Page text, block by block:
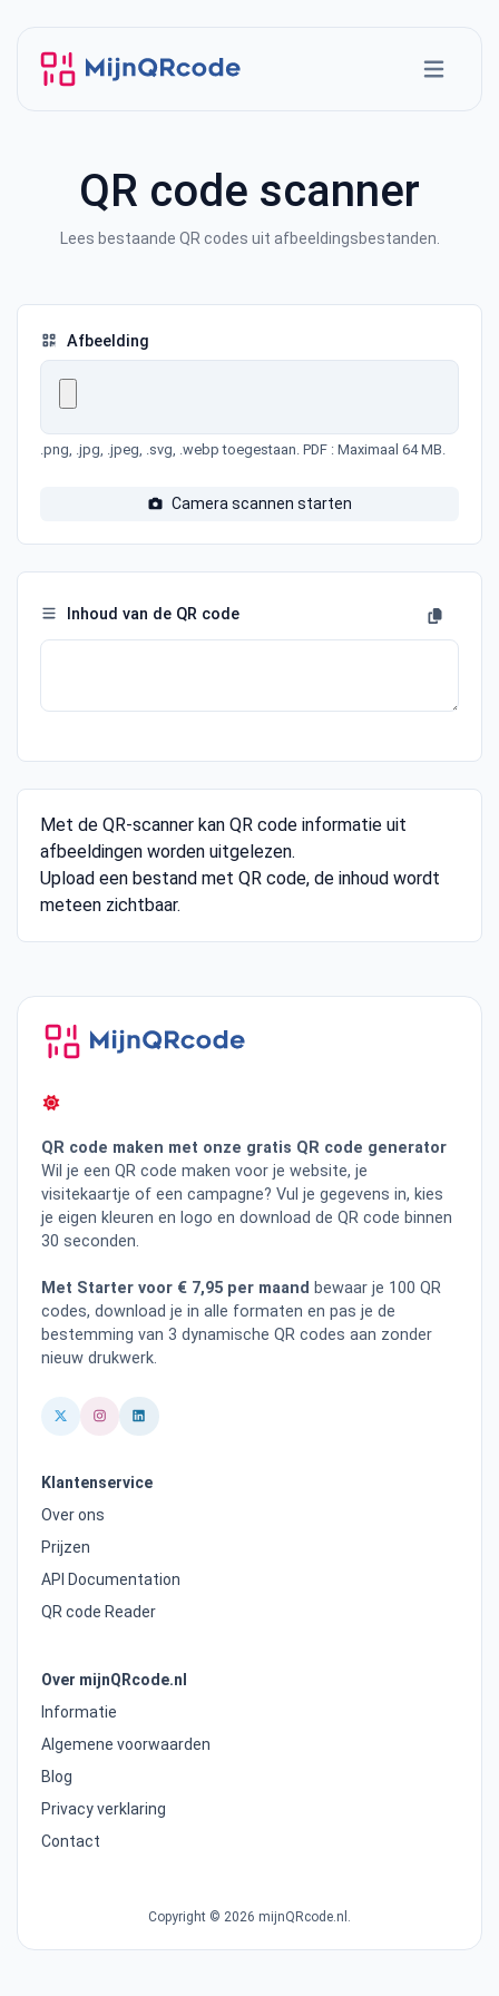
QR code scanner
Lees bestaande QR codes uit afbeeldingsbestanden.
Afbeelding
.png, .jpg, .jpeg, .svg, .webp toegestaan. PDF : Maximaal 64 MB.
Camera scannen starten
Inhoud van de QR code
Met de QR-scanner kan QR code informatie uit
afbeeldingen worden uitgelezen.
Upload een bestand met QR code, de inhoud wordt
meteen zichtbaar.
QR code maken met onze gratis QR code generator
Wil je een QR code maken voor je website, je
visitekaartje of een campagne? Vul je gegevens in, kies
je eigen kleuren en logo en download de QR code binnen
30 seconden.
Met Starter voor € 7,95 per maand bewaar je 100 QR
codes, download je in alle formaten en pas je de
bestemming van 3 dynamische QR codes aan zonder
nieuw drukwerk.
Klantenservice
Over ons
Prijzen
API Documentation
QR code Reader
Over mijnQRcode.nl
Informatie
Algemene voorwaarden
Blog
Privacy verklaring
Contact
Copyright © 2026 mijnQRcode.nl.